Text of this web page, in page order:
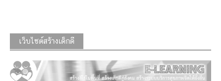
เว็บไซต์สร้างเด็กดี